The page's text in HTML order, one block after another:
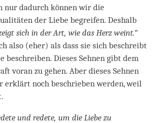
nur dadurch können wir die
der Liebe begreifen. Deshalb
sich in der Art, wie das Herz weint.“
also (eher) als dass sie sich beschreibt
beschreiben. Dieses Sehnen gibt dem
voran zu gehen. Aber dieses Sehnen
erklärt noch beschrieben werden, weil
und redete, um die Liebe zu